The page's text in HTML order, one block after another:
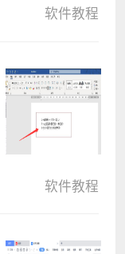
软件教程
软件教程